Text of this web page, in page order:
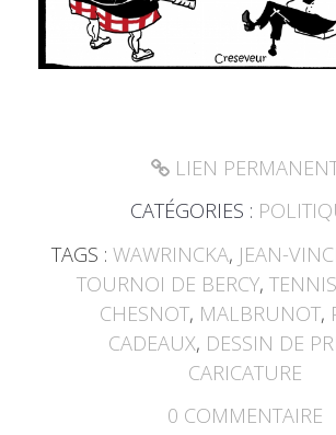
LIEN
CATÉGORIES :
TAGS :WAWRINCKA, JEAN-
TOURNOI DE BERCY,TENNIS
CHESNOT, MALBRUNOT,
CADEAUX, DESSIN DE
CARICATURE
0 COMMENTAIRE